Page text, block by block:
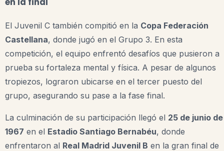
El Juvenil C también compitió en la Copa Federación
Castellana, donde jugó en el Grupo 3. En esta
competición, el equipo enfrentó desafíos que pusieron a
prueba su fortaleza mental y física. A pesar de algunos
tropiezos, lograron ubicarse en el tercer puesto del
grupo, asegurando su pase a la fase final.
La culminación de su participación llegó el 25 de junio de
1967 en el Estadio Santiago Bernabéu, donde
enfrentaron al Real Madrid Juvenil B en la gran final de